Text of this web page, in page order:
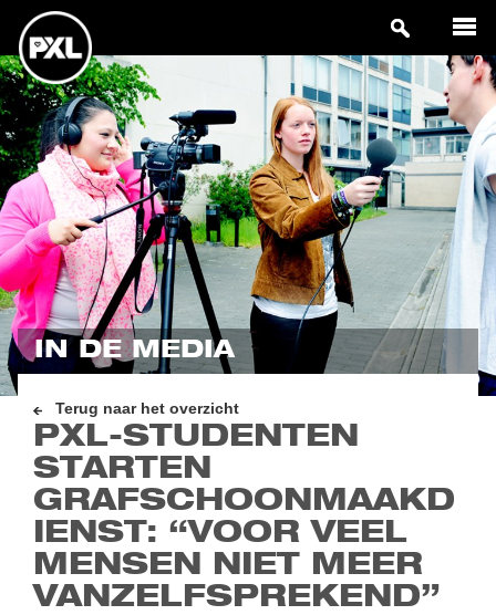
IN DE MEDIA
Terug naar het overzicht
PXL-STUDENTEN
STARTEN
GRAFSCHOONMAAKD
IENST: “VOOR VEEL
MENSEN NIET MEER
VANZELFSPREKEND”